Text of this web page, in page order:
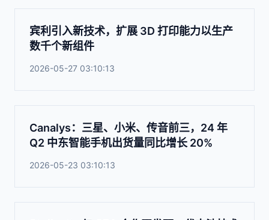
宾利引入新技术，扩展 3D 打印能力以生产
数千个新组件
2026-05-27 03:10:13
Canalys：三星、小米、传音前三，24 年
Q2 中东智能手机出货量同比增长 20%
2026-05-23 03:10:13